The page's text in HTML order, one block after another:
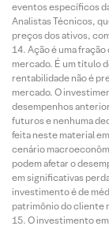
eventos específicos
Analistas Técnicos,
preços dos ativos,
Ação é uma
mercado. É um título
rentabilidade não é
mercado. O
desempenhos
futuros e nenhuma
feita neste material
cenário
podem afetar o
em significativas
investimento é de
patrimônio do cliente
O investimento